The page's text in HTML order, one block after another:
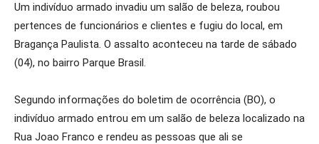
Um indivíduo armado invadiu um salão de beleza, roubou
pertences de funcionários e clientes e fugiu do local, em
Bragança Paulista. O assalto aconteceu na tarde de sábado
(04), no bairro Parque Brasil.
Segundo informações do boletim de ocorrência (BO), o
indivíduo armado entrou em um salão de beleza localizado na
Rua Joao Franco e rendeu as pessoas que ali se